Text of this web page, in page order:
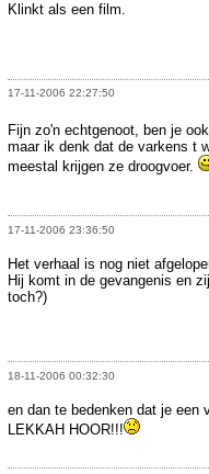
Klinkt als een film.
17-11-2006 22:27:50
Fijn zo'n echtgenoot, ben je
maar ik denk dat de varkens t
meestal krijgen ze droogvoer.
17-11-2006 23:36:50
Het verhaal is nog niet
Hij komt in de gevangenis en
toch?)
18-11-2006 00:32:30
en dan te bedenken dat je een
LEKKAH HOOR!!!